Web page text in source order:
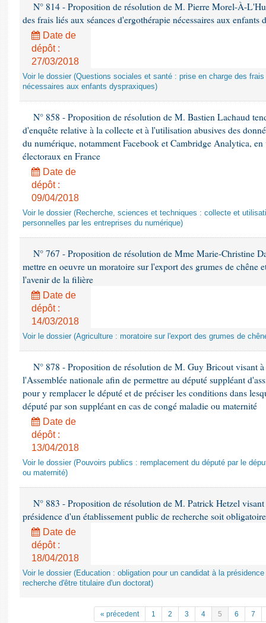
N° 814 - Proposition de résolution de M. Pierre Morel-À-
des frais liés aux séances d'ergothérapie nécessaires aux enfants
Date de
dépôt :
27/03/2018
Voir le dossier (Questions sociales et santé : prise en charge des
nécessaires aux enfants dyspraxiques)
N° 858 - Proposition de résolution de M. Bastien Lachaud
d'enquête relative à la collecte et à l'utilisation abusives des
du numérique, notamment Facebook et Cambridge Analytica,
électoraux en France
Date de
dépôt :
09/04/2018
Voir le dossier (Recherche, sciences et techniques : collecte et
personnelles par les entreprises du numérique)
N° 767 - Proposition de résolution de Mme Marie-Christine
mettre en oeuvre un moratoire sur l'export des grumes de chêne
l'avenir de la filière
Date de
dépôt :
14/03/2018
Voir le dossier (Agriculture : moratoire sur l'export des grumes de
N° 878 - Proposition de résolution de M. Guy Bricout visant
l'Assemblée nationale afin de permettre au député suppléant
pour y remplacer le député et de préciser les conditions dans
député par son suppléant en cas de congé maladie ou maternité
Date de
dépôt :
13/04/2018
Voir le dossier (Pouvoirs publics : remplacement du député par le
ou maternité)
N° 883 - Proposition de résolution de M. Patrick Hetzel
présidence d'un établissement public de recherche soit
Date de
dépôt :
18/04/2018
Voir le dossier (Education : obligation pour un candidat à la
recherche d'être titulaire d'un doctorat)
« précedent 1 2 3 4 5 6 7